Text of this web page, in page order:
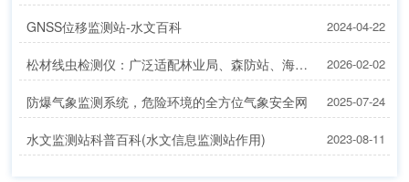
GNSS位移监测站-水文百科 2024-04-22
松材线虫检测仪：广泛适配林业局、森防站、海关、科研机构 2026-02-02
防爆气象监测系统，危险环境的全方位气象安全网 2025-07-24
水文监测站科普百科(水文信息监测站作用) 2023-08-11